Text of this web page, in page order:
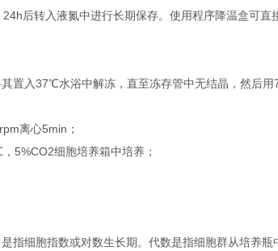
后转入液氮中进行长期保存。使用程序降温盒可直
置入37℃水浴中解冻，直至冻存管中无结晶，然后用
离心5min；
5%CO2细胞培养箱中培养；
指细胞指数或对数生长期。代数是指细胞群从培养瓶